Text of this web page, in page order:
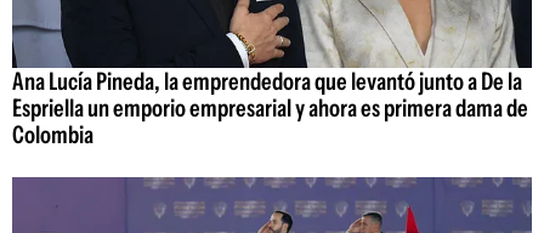
Ana Lucía Pineda, la emprendedora que levantó junto a De la
Espriella un emporio empresarial y ahora es primera dama de
Colombia